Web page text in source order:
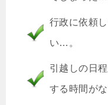
行政に依頼
い…。
引越しの日
する時間が